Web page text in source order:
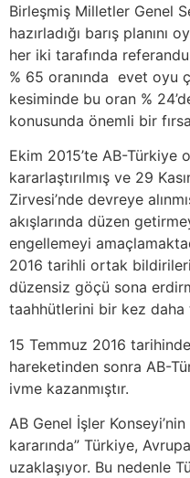
Birleşmiş Milletler Genel
hazırladığı barış planını
her iki tarafında
% 65 oranında evet oyu
kesiminde bu oran %
konusunda önemli bir
Ekim 2015’te AB-Türkiye
kararlaştırılmış ve 29
Zirvesi’nde devreye
akışlarında düzen
engellemeyi
2016 tarihli ortak
düzensiz göçü sona
taahhütlerini bir kez
15 Temmuz 2016
hareketinden sonra AB-
ivme kazanmıştır.
AB Genel İşler
kararında” Türkiye,
uzaklaşıyor. Bu nedenle